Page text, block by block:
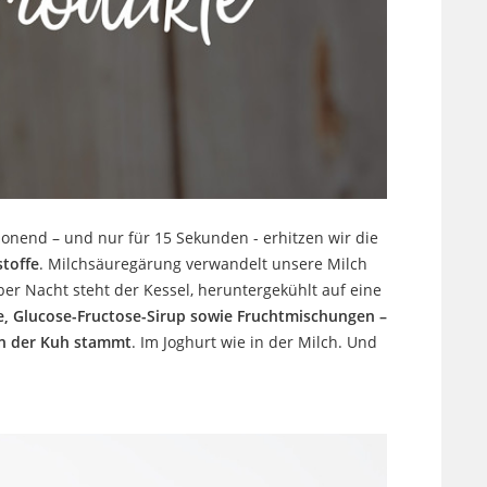
– und nur für 15 Sekunden - erhitzen wir die
. Milchsäuregärung verwandelt unsere Milch
Nacht steht der Kessel, heruntergekühlt auf eine
Fructose-Sirup sowie Fruchtmischungen –
der Kuh stammt. Im Joghurt wie in der Milch. Und